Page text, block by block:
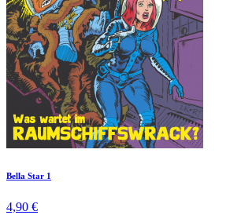
Bella Star 1
4,90 €